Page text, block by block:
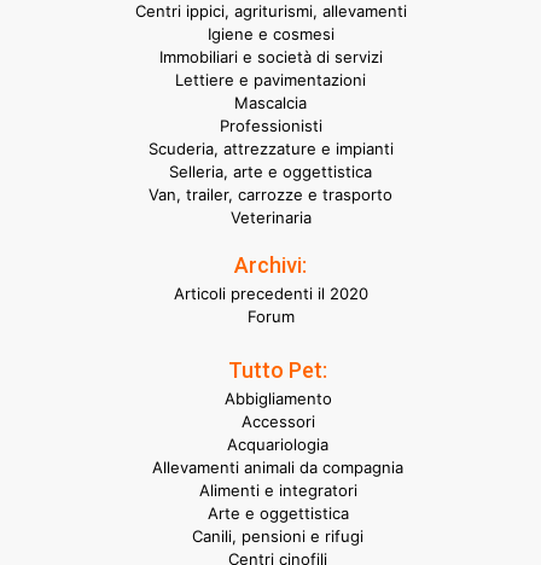
Centri ippici, agriturismi, allevamenti
Igiene e cosmesi
Immobiliari e società di servizi
Lettiere e pavimentazioni
Mascalcia
Professionisti
Scuderia, attrezzature e impianti
Selleria, arte e oggettistica
Van, trailer, carrozze e trasporto
Veterinaria
Archivi:
Articoli precedenti il 2020
Forum
Tutto Pet:
Abbigliamento
Accessori
Acquariologia
Allevamenti animali da compagnia
Alimenti e integratori
Arte e oggettistica
Canili, pensioni e rifugi
Centri cinofili